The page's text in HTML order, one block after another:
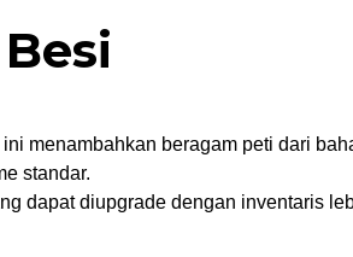
ini menambahkan beragam peti dari
standar.
dapat diupgrade dengan inventaris